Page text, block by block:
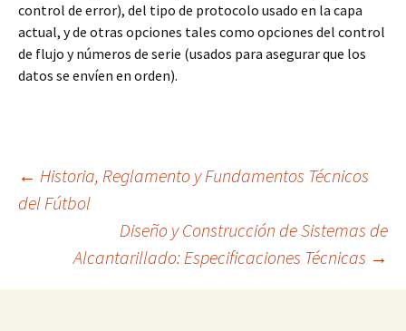
control de error), del tipo de protocolo usado en la capa
actual, y de otras opciones tales como opciones del control
de flujo y números de serie (usados para asegurar que los
datos se envíen en orden).
Navegación
entradas
← Historia, Reglamento y Fundamentos Técnicos
del Fútbol
Diseño y Construcción de Sistemas de
Alcantarillado: Especificaciones Técnicas →